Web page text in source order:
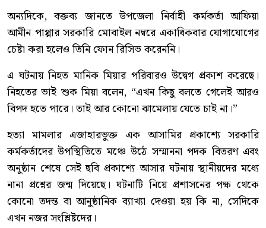
অন্যদিকে, বক্তব্য জানতে উপজেলা নির্বাহী কর্মকর্তা আফিয়া
আমীন পাপ্পার সরকারি মোবাইল নম্বরে একাধিকবার যোগাযোগের
চেষ্টা করা হলেও তিনি ফোন রিসিভ করেননি।
এ ঘটনায় নিহত মানিক মিয়ার পরিবারও উদ্বেগ প্রকাশ করেছে।
নিহতের ভাই শুক মিয়া বলেন, “এখন কিছু বলতে গেলেই আরও
বিপদ হতে পারে। তাই আর কোনো ঝামেলায় যেতে চাই না।”
হত্যা মামলার এজাহারভুক্ত এক আসামির প্রকাশ্যে সরকারি
কর্মকর্তাদের উপস্থিতিতে মঞ্চে উঠে সম্মাননা পদক বিতরণ এবং
অনুষ্ঠান শেষে সেই ছবি প্রকাশ্যে আসার ঘটনায় স্থানীয়দের মধ্যে
নানা প্রশ্নের জন্ম দিয়েছে। ঘটনাটি নিয়ে প্রশাসনের পক্ষ থেকে
কোনো তদন্ত বা আনুষ্ঠানিক ব্যাখ্যা দেওয়া হয় কি না, সেদিকে
এখন নজর সংশ্লিষ্টদের।